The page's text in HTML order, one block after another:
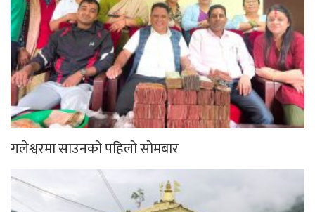
गलेश्वरमा साउनको पहिलो सोमबार